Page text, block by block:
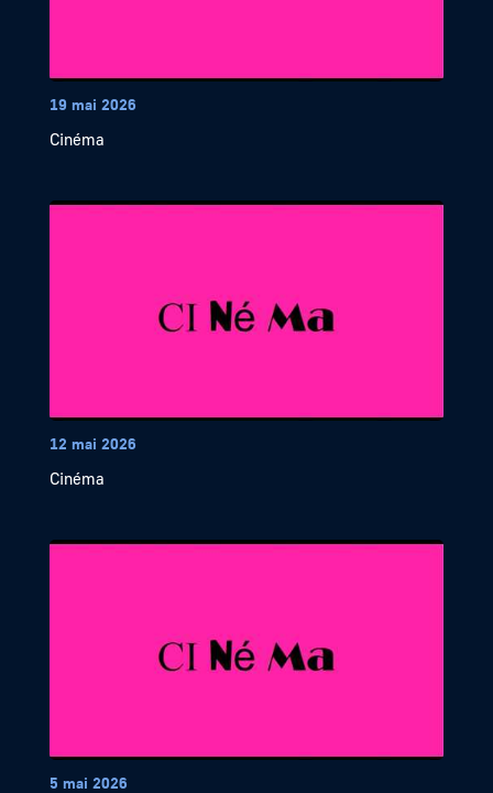
19 mai 2026
Cinéma
12 mai 2026
Cinéma
5 mai 2026